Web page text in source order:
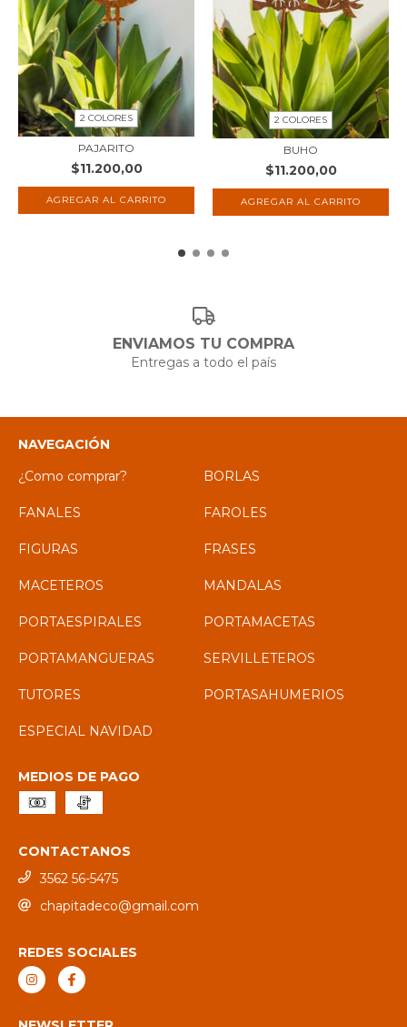
2 COLORES
PAJARITO
$11.200,00
AGREGAR AL CARRITO
2 COLORES
BUHO
$11.200,00
AGREGAR AL CARRITO
ENVIAMOS TU COMPRA
Entregas a todo el país
NAVEGACIÓN
¿Como comprar?
BORLAS
FANALES FAROLES
FIGURAS FRASES
MACETEROS MANDALAS
PORTAESPIRALES PORTAMACETAS
PORTAMANGUERAS SERVILLETEROS
TUTORES PORTASAHUMERIOS
ESPECIAL NAVIDAD
MEDIOS DE PAGO
CONTACTANOS
3562 56-5475
chapitadeco@gmail.com
REDES SOCIALES